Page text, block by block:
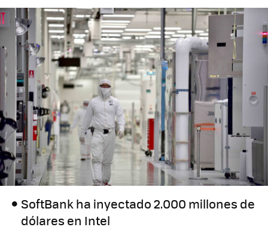
SoftBank ha inyectado 2.000 millones de
dólares en Intel